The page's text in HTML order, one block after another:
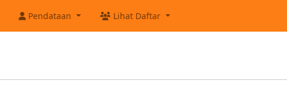
Pendataan Lihat Daftar